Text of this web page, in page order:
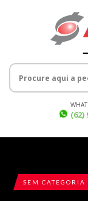
(62)
SEM CATEGORIA